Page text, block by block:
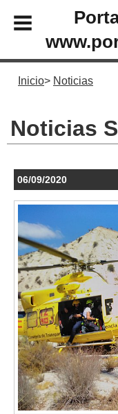
Inicio Noticias
Noticias
06/09/2020